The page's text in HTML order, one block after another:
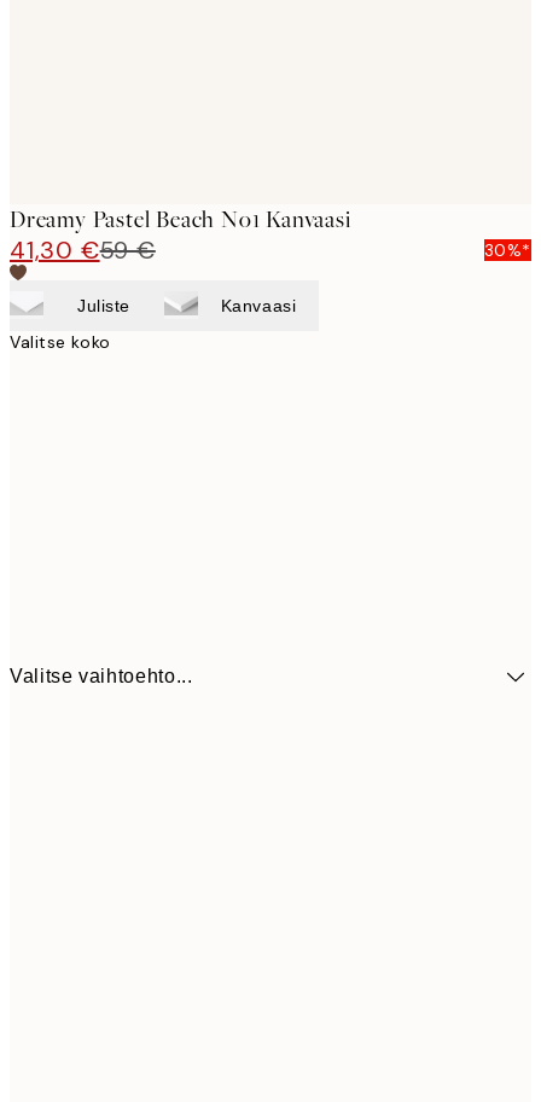
Dreamy Pastel Beach No1 Kanvaasi
41,30 €59 € 30%*
Juliste Kanvaasi
Valitse koko
Valitse vaihtoehto...